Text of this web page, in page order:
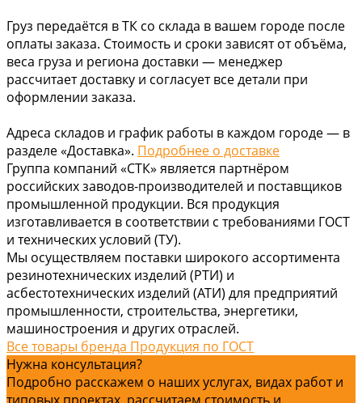
Груз передаётся в ТК со склада в вашем городе после
оплаты заказа. Стоимость и сроки зависят от объёма,
веса груза и региона доставки — менеджер
рассчитает доставку и согласует все детали при
оформлении заказа.
Адреса складов и график работы в каждом городе — в
разделе «Доставка». Подробнее о доставке
Группа компаний «СТК» является партнёром
российских заводов-производителей и поставщиков
промышленной продукции. Вся продукция
изготавливается в соответствии с требованиями ГОСТ
и технических условий (ТУ).
Мы осуществляем поставки широкого ассортимента
резинотехнических изделий (РТИ) и
асбестотехнических изделий (АТИ) для предприятий
промышленности, строительства, энергетики,
машиностроения и других отраслей.
Все товары бренда Продукция по ГОСТ
Нужна консультация?
Подробно расскажем о наших услугах, видах работ и
типовых проектах, рассчитаем стоимость и